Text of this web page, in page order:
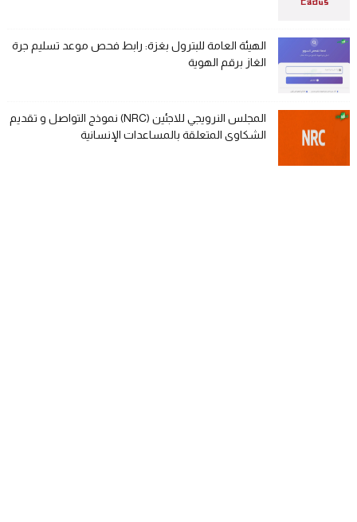
الهيئة العامة للبترول بغزة: رابط فحص موعد تسليم جرة
الغاز برقم الهوية
المجلس النرويجي للاجئين (NRC) نموذج التواصل و تقديم
الشكاوى المتعلقة بالمساعدات الإنسانية